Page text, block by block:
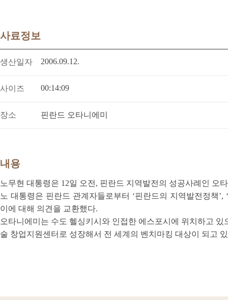
사료정보
생산일자 2006.09.12.
사이즈 00:14:09
장소 핀란드 오타니에미
내용
노무현 대통령은 12일 오전, 핀란드 지역발전의 성공사례인 오
노 대통령은 핀란드 관계자들로부터 ‘핀란드의 지역발전정책
이에 대해 의견을 교환했다.
오타니에미는 수도 헬싱키시와 인접한 에스포시에 위치하고
술 창업지원센터로 성장해서 전 세계의 벤치마킹 대상이 되고